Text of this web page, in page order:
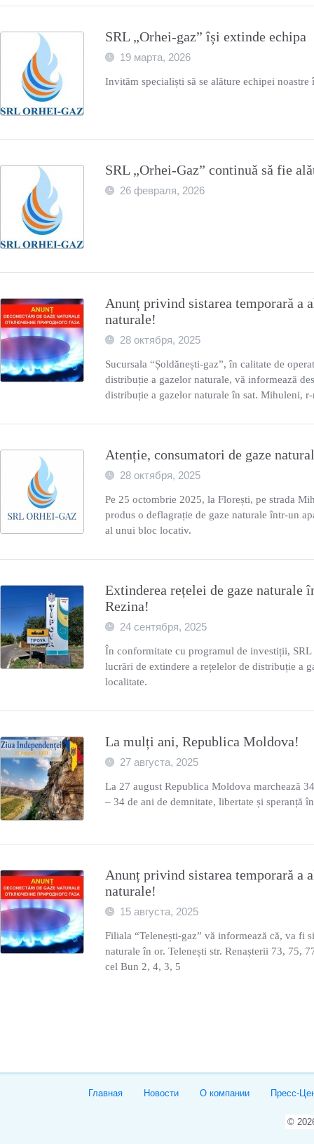
SRL „Orhei-gaz” își extinde echipa
19 марта, 2026
Invităm specialiști să se alăture echipei
SRL „Orhei-Gaz” continuă să fie
26 февраля, 2026
Anunț privind sistarea temporară a
naturalе!
28 октября, 2025
Sucursala “Șoldănești-gaz”, în calitate de
distribuție a gazelor naturale, vă informează
distribuție a gazelor naturale în sat. Mihuleni,
Atenție, consumatori de gaze
28 октября, 2025
Pe 25 octombrie 2025, la Florești, pe strada
produs o deflagrație de gaze naturale într-un
al unui bloc locativ.
Extinderea rețelei de gaze naturale
Rezina!
24 сентября, 2025
În conformitate cu programul de investiții, SRL
lucrări de extindere a rețelelor de distribuție a
localitate.
La mulți ani, Republica Moldova!
27 августа, 2025
La 27 august Republica Moldova marchează
– 34 de ani de demnitate, libertate și speranță
Anunț privind sistarea temporară a
naturalе!
15 августа, 2025
Filiala “Telenești-gaz” vă informează că, va fi
naturale în or. Telenești str. Renașterii 73, 75,
cel Bun 2, 4, 3, 5
Главная Новости О компании Пресс-
©